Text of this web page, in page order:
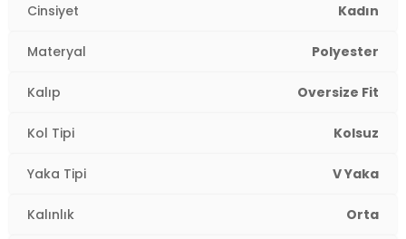
Materyal:
Yaka Tipi:
Kol Tipi:
Uzunluk:
Kalınlık:Orta
Kalıp Bilgisi:
Cinsiyet Kadın
Materyal Polyester
Kalıp Oversize Fit
Kol Tipi Kolsuz
Yaka Tipi V Yaka
Kalınlık Orta